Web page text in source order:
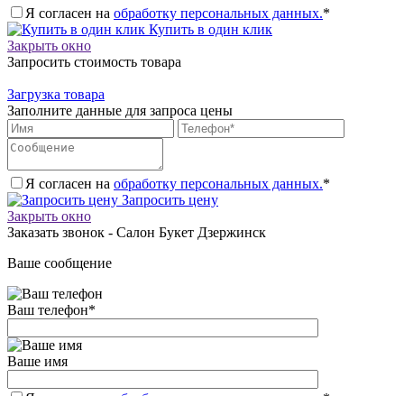
Я согласен на обработку персональных данных.*
Купить в один клик
Закрыть окно
Запросить стоимость товара
Загрузка товара
Заполните данные для запроса цены
Я согласен на обработку персональных данных.*
Запросить цену
Закрыть окно
Заказать звонок - Салон Букет Дзержинск
Ваше сообщение
Ваш телефон*
Ваше имя